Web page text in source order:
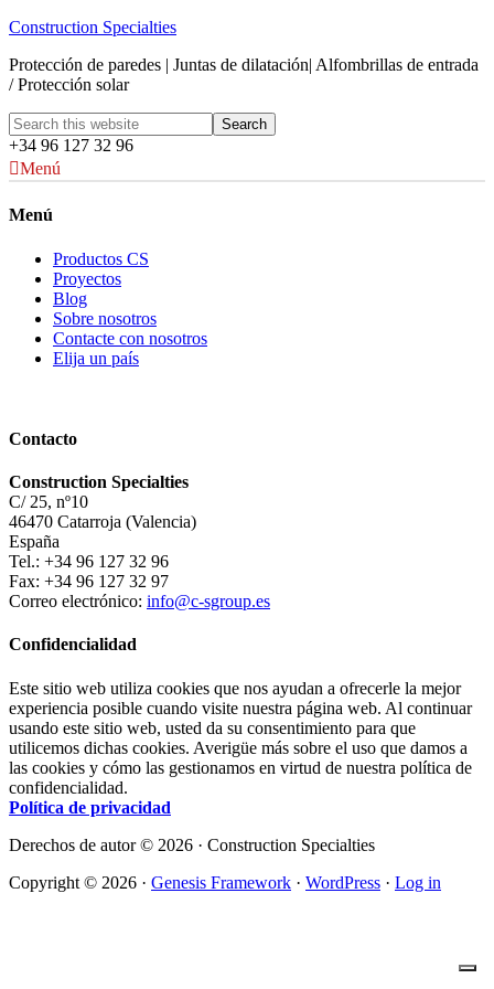
Construction Specialties
Protección de paredes | Juntas de dilatación| Alfombrillas de entrada
/ Protección solar
+34 96 127 32 96
Menú
Menú
Productos CS
Proyectos
Blog
Sobre nosotros
Contacte con nosotros
Elija un país
Contacto
Construction Specialties
C/ 25, nº10
46470 Catarroja (Valencia)
España
Tel.: +34 96 127 32 96
Fax: +34 96 127 32 97
Correo electrónico: info@c-sgroup.es
Confidencialidad
Este sitio web utiliza cookies que nos ayudan a ofrecerle la mejor
experiencia posible cuando visite nuestra página web. Al continuar
usando este sitio web, usted da su consentimiento para que
utilicemos dichas cookies. Averigüe más sobre el uso que damos a
las cookies y cómo las gestionamos en virtud de nuestra política de
confidencialidad.
Política de privacidad
Derechos de autor © 2026 · Construction Specialties
Copyright © 2026 · Genesis Framework · WordPress · Log in